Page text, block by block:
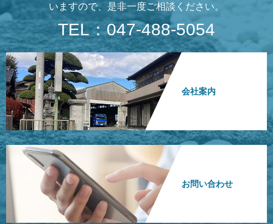
いますので、是非一度ご相談ください。
TEL：047-488-5054
会社案内
お問い合わせ